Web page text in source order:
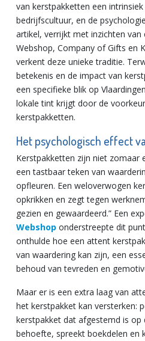
van kerstpakketten een
bedrijfscultuur, en de
artikel, verrijkt met inzichten van
Webshop, Company of Gifts en
verkent deze unieke traditie.
betekenis en de impact van
een specifieke blik op
lokale tint krijgt door de
kerstpakketten.
Het psychologisch effect
Kerstpakketten zijn niet zomaar
een tastbaar teken van
opfleuren. Een weloverwogen
opkrikken en zegt tegen
gezien en gewaardeerd.” Een
Webshop onderstreepte dit
onthulde hoe een attent
van waardering kan zijn, een
behoud van tevreden en
Maar er is een extra laag van
het kerstpakket kan versterken:
kerstpakket dat afgestemd is op
behoefte, spreekt boekdelen en